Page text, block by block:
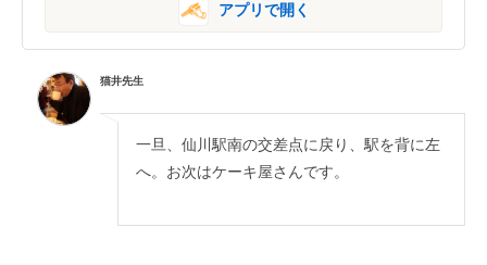
アプリで開く
猫井先生
一旦、仙川駅南の交差点に戻り、駅を背に左
へ。お次はケーキ屋さんです。